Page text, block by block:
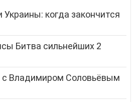
когда закончится
Битва сильнейших 2
с Владимиром Соловьёвым